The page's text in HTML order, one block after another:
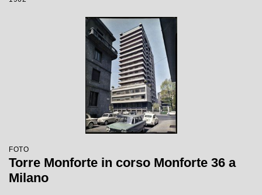
FOTO
Torre Monforte in corso Monforte 36 a
Milano